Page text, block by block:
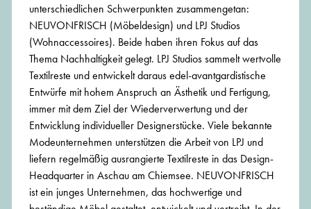
unterschiedlichen Schwerpunkten zusammengetan:
NEUVONFRISCH (Möbeldesign) und LPJ Studios
(Wohnaccessoires). Beide haben ihren Fokus auf das
Thema Nachhaltigkeit gelegt. LPJ Studios sammelt wertvolle
Textilreste und entwickelt daraus edel-avantgardistische
Entwürfe mit hohem Anspruch an Ästhetik und Fertigung,
immer mit dem Ziel der Wiederverwertung und der
Entwicklung individueller Designerstücke. Viele bekannte
Modeunternehmen unterstützen die Arbeit von LPJ und
liefern regelmäßig ausrangierte Textilreste in das Design-
Headquarter in Aschau am Chiemsee. NEUVONFRISCH
ist ein junges Unternehmen, das hochwertige und